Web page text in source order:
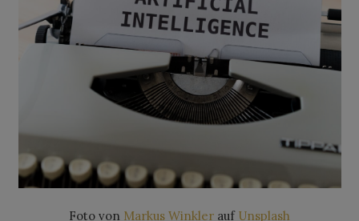
Foto von Markus Winkler auf Unsplash